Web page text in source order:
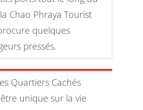
Chao Phraya Tourist
quelques
pressés.
Quartiers Cachés
unique sur la vie